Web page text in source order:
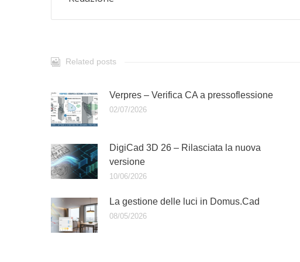
Related posts
Verpres – Verifica CA a pressoflessione
02/07/2026
DigiCad 3D 26 – Rilasciata la nuova
versione
10/06/2026
La gestione delle luci in Domus.Cad
08/05/2026